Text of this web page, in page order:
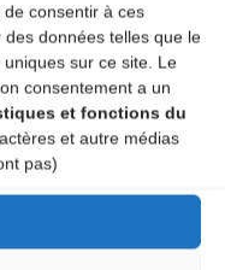
consentir à ces
données telles que le
sur ce site. Le
consentement a un
et fonctions du
et autre médias
pas)